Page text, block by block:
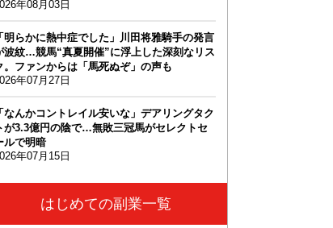
年08月03日
「明らかに熱中症でした」川田将雅騎手の発言
波紋…競馬“真夏開催”に浮上した深刻なリス
。ファンからは「馬死ぬぞ」の声も
年07月27日
「なんかコントレイル安いな」デアリングタク
が3.3億円の陰で…無敗三冠馬がセレクトセ
ルで明暗
年07月15日
はじめての副業一覧